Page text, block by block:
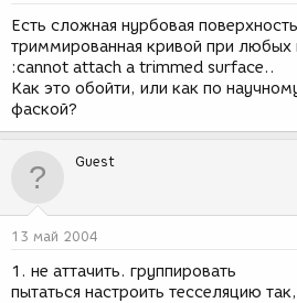
н
и
я
Есть сложная нурбовая
триммированная кривой при любых
:cannot attach a trimmed surface..
Как это обойти, или как по
фаской?
Guest
13 май 2004
1. не аттачить. группировать
пытаться настроить тесселяцию